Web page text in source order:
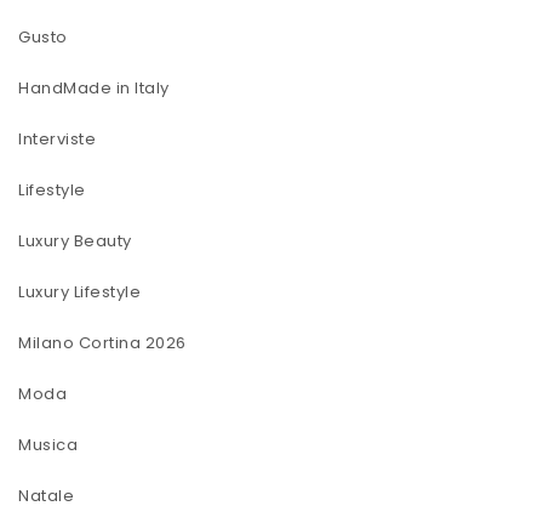
Gusto
HandMade in Italy
Interviste
Lifestyle
Luxury Beauty
Luxury Lifestyle
Milano Cortina 2026
Moda
Musica
Natale